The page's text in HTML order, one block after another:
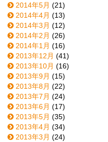
2014年5月 (21)
2014年4月 (13)
2014年3月 (12)
2014年2月 (26)
2014年1月 (16)
2013年12月 (41)
2013年10月 (16)
2013年9月 (15)
2013年8月 (22)
2013年7月 (24)
2013年6月 (17)
2013年5月 (35)
2013年4月 (34)
2013年3月 (24)